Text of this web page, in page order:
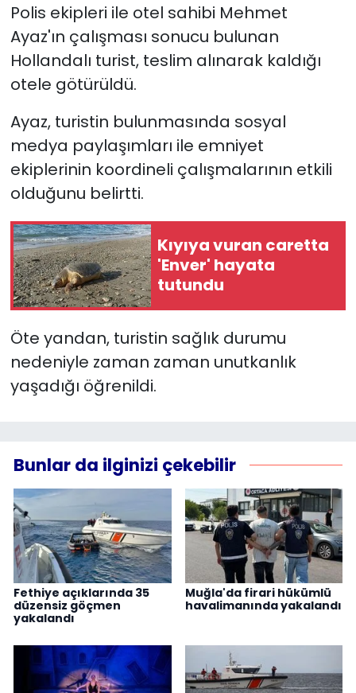
Polis ekipleri ile otel sahibi Mehmet
Ayaz'ın çalışması sonucu bulunan
Hollandalı turist, teslim alınarak kaldığı
otele götürüldü.
Ayaz, turistin bulunmasında sosyal
medya paylaşımları ile emniyet
ekiplerinin koordineli çalışmalarının etkili
olduğunu belirtti.
Kıyıya vuran caretta
'Enver' hayata
tutundu
Öte yandan, turistin sağlık durumu
nedeniyle zaman zaman unutkanlık
yaşadığı öğrenildi.
Bunlar da ilginizi çekebilir
Fethiye açıklarında 35
düzensiz göçmen
yakalandı
Muğla'da firari hükümlü
havalimanında yakalandı